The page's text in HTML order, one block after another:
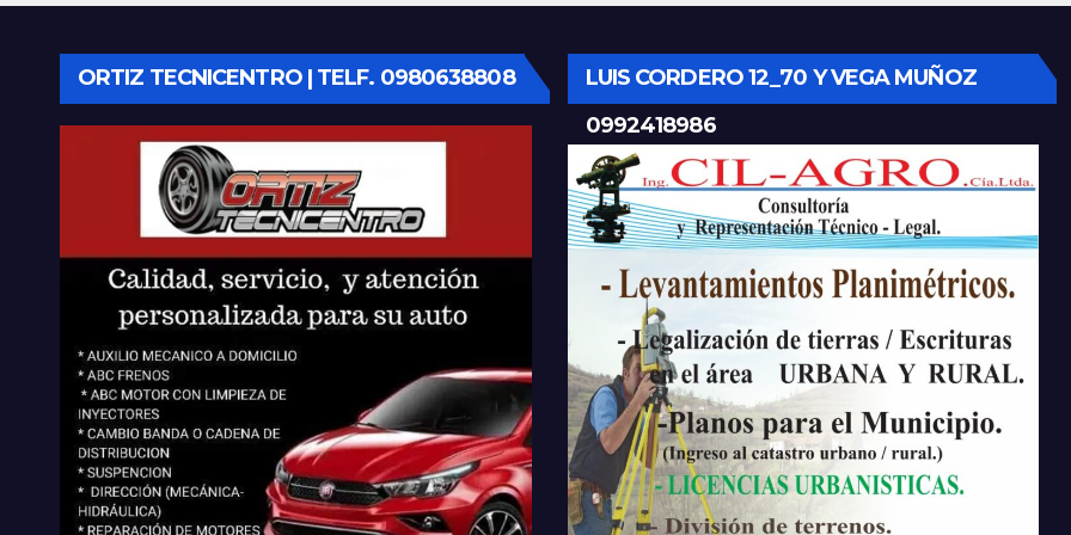
ORTIZ TECNICENTRO | TELF. 0980638808
LUIS CORDERO 12_70 Y VEGA MUÑOZ
0992418986